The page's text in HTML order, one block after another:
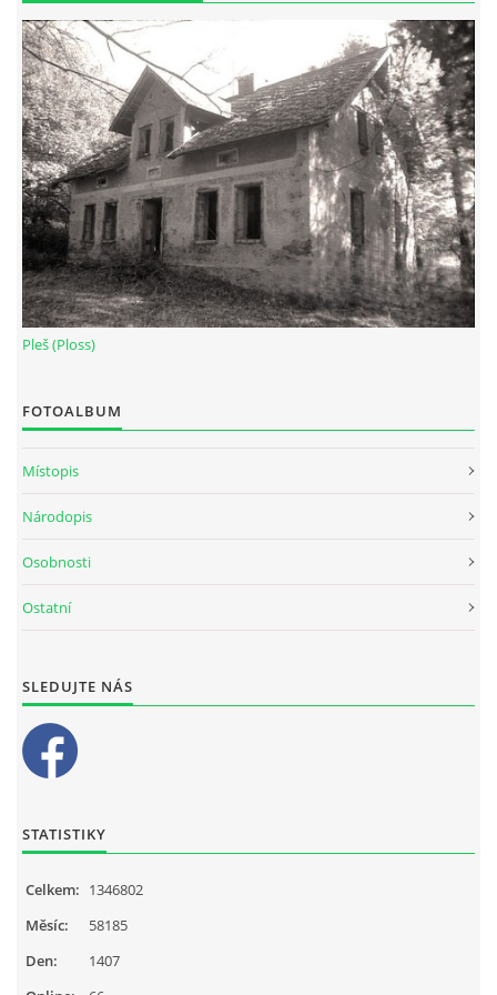
Pleš (Ploss)
FOTOALBUM
Místopis
Národopis
Osobnosti
Ostatní
SLEDUJTE NÁS
STATISTIKY
Celkem: 1346802
Měsíc:
58185
Den:
1407